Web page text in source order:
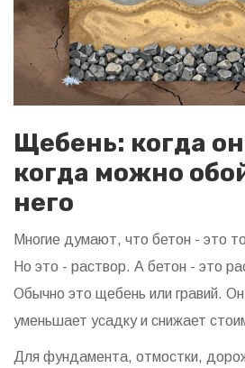
Щебень: когда
когда можно
него
Многие думают, что бетон - это
Но это - раствор. А бетон - это
Обычно это щебень или гравий.
уменьшает усадку и снижает
Для фундамента, отмостки,